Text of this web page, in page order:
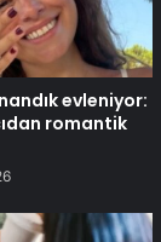
evleniyor:
romantik